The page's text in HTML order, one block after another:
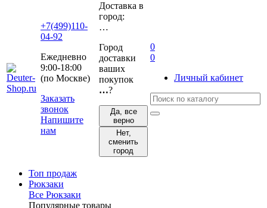
+7(499)110-
04-92
Ежедневно
9:00-18:00
(по Москве)
Заказать
звонок
Напишите
нам
Доставка в
город:
…
Город
доставки
ваших
покупок
…?
Да, все
верно
Нет,
сменить
город
0
0
Личный кабинет
Топ продаж
Рюкзаки
Все Рюкзаки
Популярные товары